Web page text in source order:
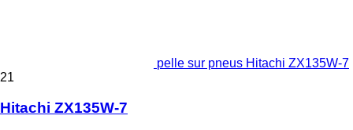
pelle sur pneus Hitachi ZX135W-7
21
Hitachi ZX135W-7